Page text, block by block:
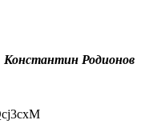
Константин Родионов